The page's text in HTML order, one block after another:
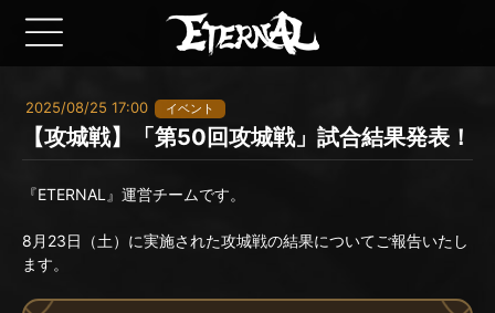
2025/08/25 17:00 イベント
【攻城戦】「第50回攻城戦」試合結果発表！
『ETERNAL』運営チームです。
8月23日（土）に実施された攻城戦の結果についてご報告いたし
ます。